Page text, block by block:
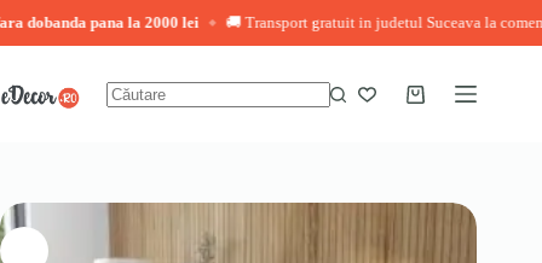
pana la 2000 lei ◆ 🚚 Transport gratuit in judetul Suceava la comenzi
conținut
Coș